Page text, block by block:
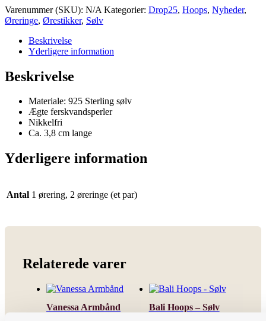
Varenummer (SKU): N/A Kategorier: Drop25, Hoops, Nyheder,
Øreringe, Ørestikker, Sølv
Beskrivelse
Yderligere information
Beskrivelse
Materiale: 925 Sterling sølv
Ægte ferskvandsperler
Nikkelfri
Ca. 3,8 cm lange
Yderligere information
Antal 1 ørering, 2 øreringe (et par)
Relaterede varer
Vanessa Armbånd
Bali Hoops – Sølv